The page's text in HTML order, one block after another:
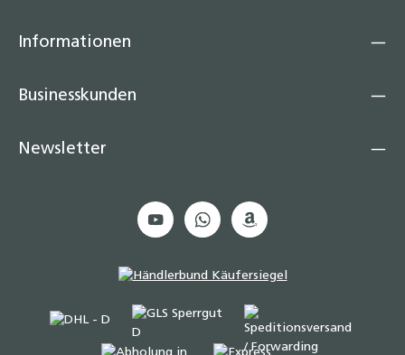
Informationen
Businesskunden
Newsletter